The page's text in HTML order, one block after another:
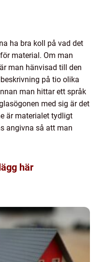
ha bra koll på vad det
material. Om man
man hänvisad till den
på tio olika
man hittar ett språk
med sig är det
är materialet tydligt
angivna så att man
här